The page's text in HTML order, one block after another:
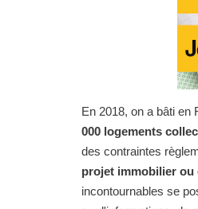
En 2018, on a bâti en
000 logements
des contraintes
projet immobilier ou
incontournables se